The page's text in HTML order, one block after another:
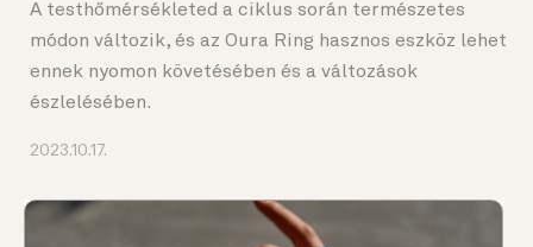
A testhőmérsékleted a ciklus során természetes
módon változik, és az Oura Ring hasznos eszköz lehet
ennek nyomon követésében és a változások
észlelésében.
2023.10.17.